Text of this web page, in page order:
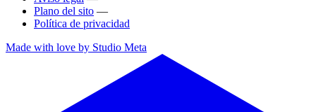
Plano del sito —
Política de privacidad
Made with love by Studio Meta